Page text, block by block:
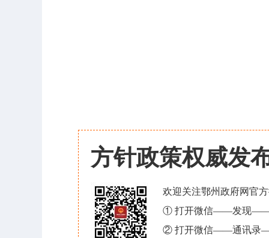
方针政策权威发
欢迎关注鄂州政府网官
① 打开微信——发现——
② 打开微信——通讯录